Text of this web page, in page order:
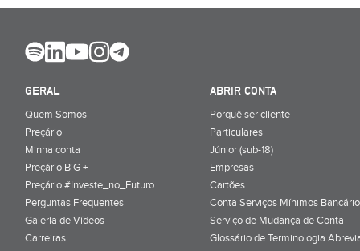
GERAL
Quem Somos
Preçário
Minha conta
Preçário BiG +
Preçário #Investe_no_Futuro
Perguntas Frequentes
Galeria de Vídeos
Carreiras
ABRIR CONTA
Porquê ser cliente
Particulares
Júnior (sub-18)
Empresas
Cartões
Conta Serviços Mínimos
Serviço de Mudança de Conta
Glossário de Terminologia